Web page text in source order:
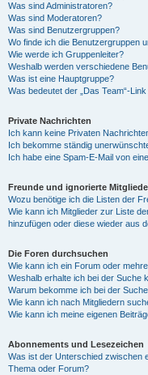
Was sind Administratoren?
Was sind Moderatoren?
Was sind Benutzergruppen?
Wo finde ich die Benutzergruppen
Wie werde ich Gruppenleiter?
Weshalb werden verschiedene
Was ist eine Hauptgruppe?
Was bedeutet der „Das Team“-
Private Nachrichten
Ich kann keine Privaten
Ich bekomme ständig
Ich habe eine Spam-E-Mail von
Freunde und ignorierte
Wozu benötige ich die Listen der
Wie kann ich Mitglieder zur Liste
hinzufügen oder diese wieder aus
Die Foren durchsuchen
Wie kann ich ein Forum oder
Weshalb erhalte ich bei der Suche
Warum bekomme ich bei der
Wie kann ich nach Mitgliedern
Wie kann ich meine eigenen
Abonnements und Lesezeichen
Was ist der Unterschied zwischen
Thema oder Forum?